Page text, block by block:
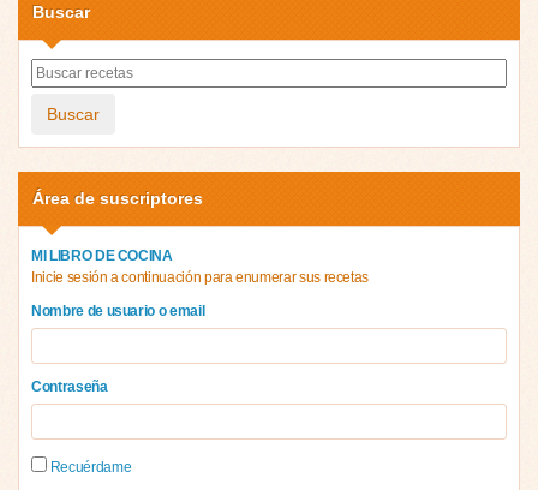
Buscar
Buscar
Área de suscriptores
MI LIBRO DE COCINA
Inicie sesión a continuación para enumerar sus recetas
Nombre de usuario o email
Contraseña
Recuérdame